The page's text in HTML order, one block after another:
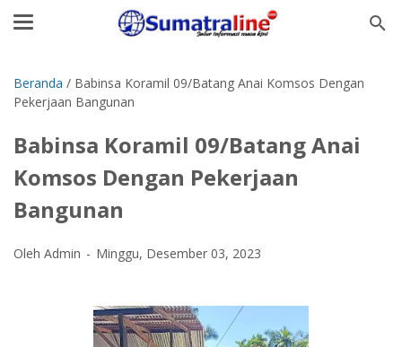
Beranda / Babinsa Koramil 09/Batang Anai Komsos Dengan
Pekerjaan Bangunan
Babinsa Koramil 09/Batang Anai
Komsos Dengan Pekerjaan
Bangunan
Oleh Admin Minggu, Desember 03, 2023